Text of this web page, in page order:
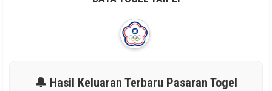
🔔 Hasil Keluaran Terbaru Pasaran Togel